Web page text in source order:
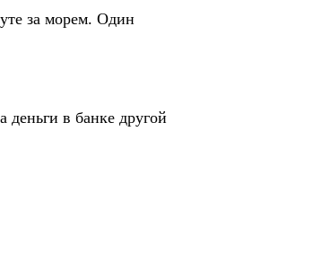
за морем. Один
в банке другой